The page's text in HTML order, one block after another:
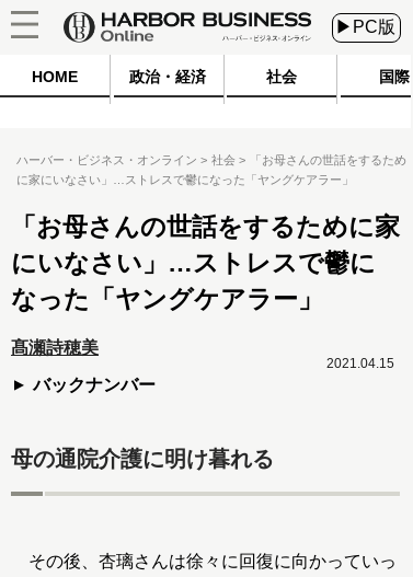
▶PC版
HOME 政治・経済 社会 国際
ハーバー・ビジネス・オンライン 社会
「お母さんの世話をするため
に家にいなさい」…ストレスで鬱になった「ヤングケアラー」
「お母さんの世話をするために家
にいなさい」…ストレスで鬱に
なった「ヤングケアラー」
髙瀬詩穂美
バックナンバー
2021.04.15
母の通院介護に明け暮れる
その後、杏璃さんは徐々に回復に向かっていっ